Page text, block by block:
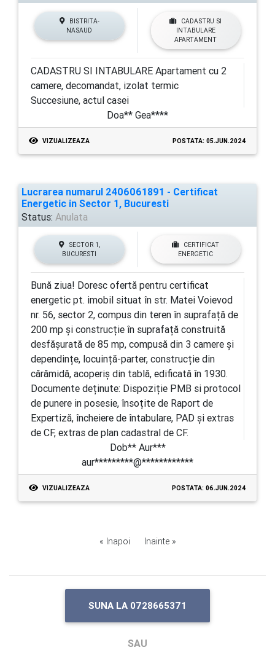
BISTRITA-
NASAUD
CADASTRU SI
INTABULARE
APARTAMENT
CADASTRU SI INTABULARE Apartament cu 2
camere, decomandat, izolat termic
Succesiune, actul casei
Doa** Gea****
VIZUALIZEAZA POSTATA: 05.JUN.2024
Lucrarea numarul 2406061891 - Certificat
Energetic in Sector 1, Bucuresti
Status: Anulata
SECTOR 1,
BUCURESTI
CERTIFICAT
ENERGETIC
Bună ziua! Doresc ofertă pentru certificat
energetic pt. imobil situat în str. Matei Voievod
nr. 56, sector 2, compus din teren în suprafață de
200 mp și construcție în suprafață construită
desfășurată de 85 mp, compusă din 3 camere și
dependințe, locuință-parter, construcție din
cărămidă, acoperiș din tablă, edificată în 1930.
Documente deținute: Dispoziție PMB si protocol
de punere in posesie, însoțite de Raport de
Expertiză, încheiere de întabulare, PAD și extras
de CF, extras de plan cadastral de CF.
Dob** Aur***
aur*********@************
VIZUALIZEAZA POSTATA: 06.JUN.2024
« Inapoi Inainte »
SUNA LA 0728665371
SAU